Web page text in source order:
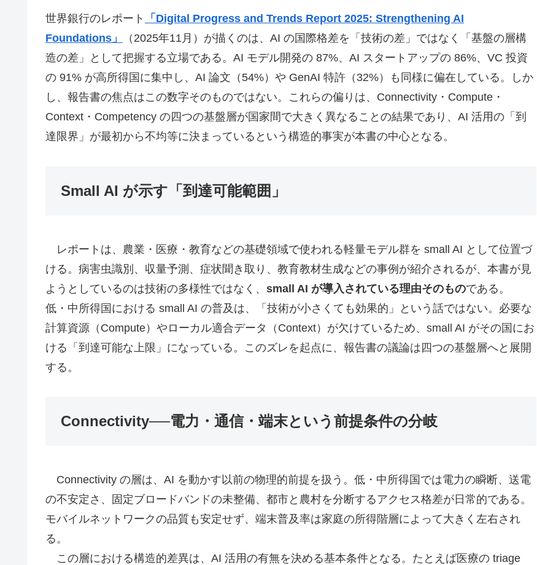
世界銀行のレポート
「Digital Progress and Trends Report 2025: Strengthening AI
Foundations」
（2025年11月）が描くのは、AI の国際格差を「技術の差」ではなく「基盤の層構
造の差」として把握する立場である。AI モデル開発の 87%、AI スタートアップの 86%、VC 投資
の 91% が高所得国に集中し、AI 論文（54%）や GenAI 特許（32%）も同様に偏在している。しか
し、報告書の焦点はこの数字そのものではない。これらの偏りは、Connectivity・Compute・
Context・Competency の四つの基盤層が国家間で大きく異なることの結果であり、AI 活用の「到
達限界」が最初から不均等に決まっているという構造的事実が本書の中心となる。
Small AI が示す「到達可能範囲」
レポートは、農業・医療・教育などの基礎領域で使われる軽量モデル群を small AI として位置づ
ける。病害虫識別、収量予測、症状聞き取り、教育教材生成などの事例が紹介されるが、本書が見
ようとしているのは技術の多様性ではなく、 small AI が導入されている理由そのものである。
低・中所得国における small AI の普及は、「技術が小さくても効果的」という話ではない。必要な
計算資源（Compute）やローカル適合データ（Context）が欠けているため、small AI がその国にお
ける「到達可能な上限」になっている。このズレを起点に、報告書の議論は四つの基盤層へと展開
する。
Connectivity──電力・通信・端末という前提条件の分岐
Connectivity の層は、AI を動かす以前の物理的前提を扱う。低・中所得国では電力の瞬断、送電
の不安定さ、固定ブロードバンドの未整備、都市と農村を分断するアクセス格差が日常的である。
モバイルネットワークの品質も安定せず、端末普及率は家庭の所得階層によって大きく左右され
る。
この層における構造的差異は、AI 活用の有無を決める基本条件となる。たとえば医療の triage